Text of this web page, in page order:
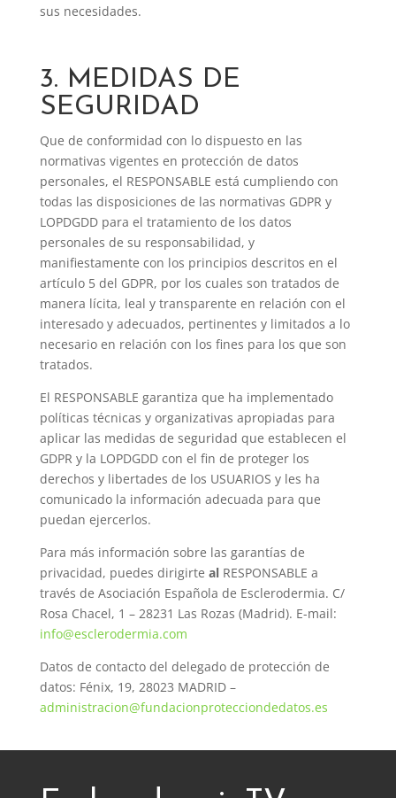
sus necesidades.
3. MEDIDAS DE
SEGURIDAD
Que de conformidad con lo dispuesto en las
normativas vigentes en protección de datos
personales, el RESPONSABLE está cumpliendo con
todas las disposiciones de las normativas GDPR y
LOPDGDD para el tratamiento de los datos
personales de su responsabilidad, y
manifiestamente con los principios descritos en el
artículo 5 del GDPR, por los cuales son tratados de
manera lícita, leal y transparente en relación con el
interesado y adecuados, pertinentes y limitados a lo
necesario en relación con los fines para los que son
tratados.
El RESPONSABLE garantiza que ha implementado
políticas técnicas y organizativas apropiadas para
aplicar las medidas de seguridad que establecen el
GDPR y la LOPDGDD con el fin de proteger los
derechos y libertades de los USUARIOS y les ha
comunicado la información adecuada para que
puedan ejercerlos.
Para más información sobre las garantías de
privacidad, puedes dirigirte al RESPONSABLE a
través de Asociación Española de Esclerodermia. C/
Rosa Chacel, 1 – 28231 Las Rozas (Madrid). E-mail:
info@esclerodermia.com
Datos de contacto del delegado de protección de
datos: Fénix, 19, 28023 MADRID –
administracion@fundacionprotecciondedatos.es